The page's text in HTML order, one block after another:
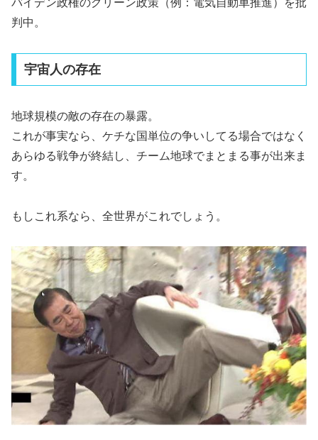
バイデン政権のグリーン政策（例：電気自動車推進）を批
判中。
宇宙人の存在
地球規模の敵の存在の暴露。
これが事実なら、ケチな国単位の争いしてる場合ではなく
あらゆる戦争が終結し、チーム地球でまとまる事が出来ま
す。
もしこれ系なら、全世界がこれでしょう。